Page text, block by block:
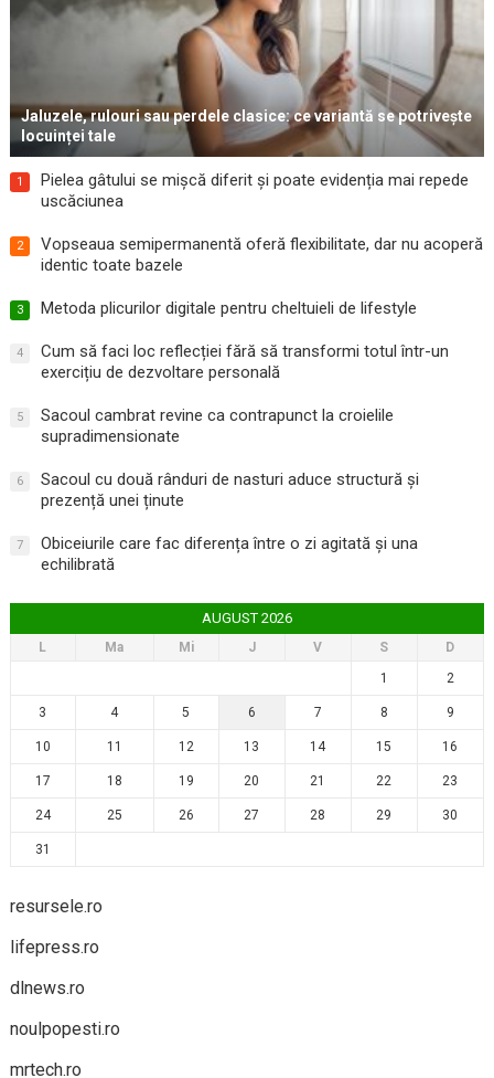
Jaluzele, rulouri sau perdele clasice: ce variantă se potrivește
locuinței tale
1
Pielea gâtului se mișcă diferit și poate evidenția mai repede
uscăciunea
2
Vopseaua semipermanentă oferă flexibilitate, dar nu acoperă
identic toate bazele
3 Metoda plicurilor digitale pentru cheltuieli de lifestyle
4
Cum să faci loc reflecției fără să transformi totul într-un
exercițiu de dezvoltare personală
5
Sacoul cambrat revine ca contrapunct la croielile
supradimensionate
6
Sacoul cu două rânduri de nasturi aduce structură și
prezență unei ținute
7
Obiceiurile care fac diferența între o zi agitată și una
echilibrată
AUGUST 2026
L Ma Mi J V S
D
1
2
3 4 5 6 7 8 9
10 11 12 13 14 15 16
17 18 19 20 21 22 23
24 25 26 27 28 29 30
31
resursele.ro
lifepress.ro
dlnews.ro
noulpopesti.ro
mrtech.ro